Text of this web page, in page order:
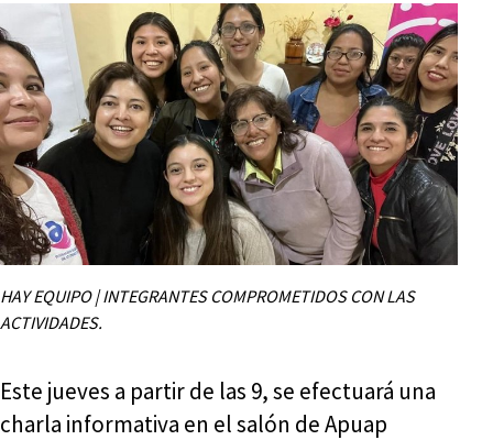
HAY EQUIPO | INTEGRANTES COMPROMETIDOS CON LAS
ACTIVIDADES.
Este jueves a partir de las 9, se efectuará una
charla informativa en el salón de Apuap